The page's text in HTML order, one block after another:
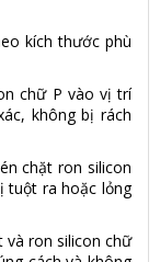
kích thước phù
chữ P vào vị trí
không bị rách
chặt ron silicon
tuột ra hoặc lỏng
và ron silicon chữ